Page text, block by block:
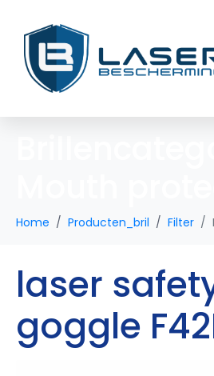
Home Producten_bril Filter
laser
goggle